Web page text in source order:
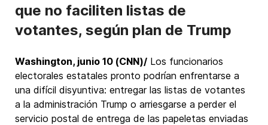
que no faciliten listas de
votantes, según plan de Trump
Washington, junio 10 (CNN)/ Los funcionarios
electorales estatales pronto podrían enfrentarse a
una difícil disyuntiva: entregar las listas de votantes
a la administración Trump o arriesgarse a perder el
servicio postal de entrega de las papeletas enviadas